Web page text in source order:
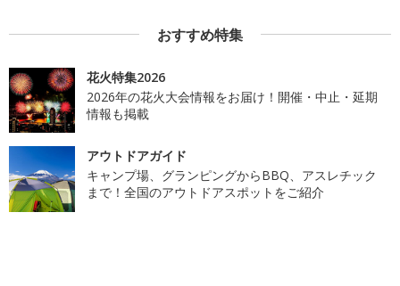
おすすめ特集
花火特集2026
2026年の花火大会情報をお届け！開催・中止・延期
情報も掲載
アウトドアガイド
キャンプ場、グランピングからBBQ、アスレチック
まで！全国のアウトドアスポットをご紹介